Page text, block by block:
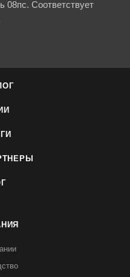
08пс. Соответствует